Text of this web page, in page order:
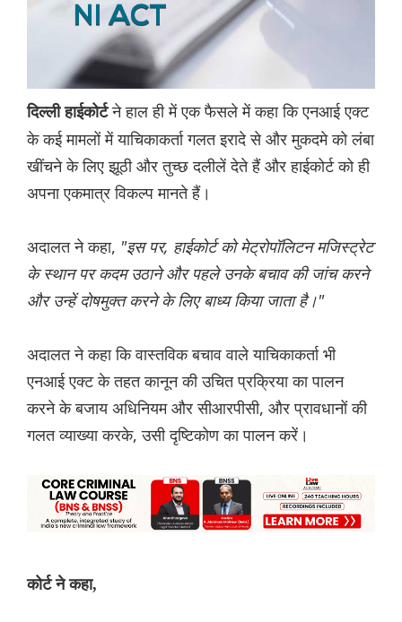
दिल्ली हाईकोर्टने हाल ही में एक फैसले में कहा कि एनआई एक्ट
के कई मामलों में याचिकाकर्ता गलत इरादे से और मुकदमे को लंबा
खींचने के लिए झूठी और तुच्छ दलीलें देते हैं और हाईकोर्ट को ही
अपना एकमात्र विकल्प मानते हैं।
अदालत ने कहा, "इस पर, हाईकोर्ट को मेट्रोपॉलिटन मजिस्ट्रेट
के स्थान पर कदम उठाने और पहले उनके बचाव की जांच करने
और उन्हें दोषमुक्त करने के लिए बाध्य किया जाता है।"
अदालत ने कहा कि वास्तविक बचाव वाले याचिकाकर्ता भी
एनआई एक्ट के तहत कानून की उचित प्रक्रिया का पालन
करने के बजाय अधिनियम और सीआरपीसी, और प्रावधानों की
गलत व्याख्या करके, उसी दृष्टिकोण का पालन करें।
कोर्ट ने कहा,